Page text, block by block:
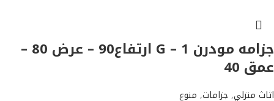
جزامه مودرن G – 1 ارتفاع90 – عرض 80 –
عمق 40
اثاث منزلي, جزامات, منوع